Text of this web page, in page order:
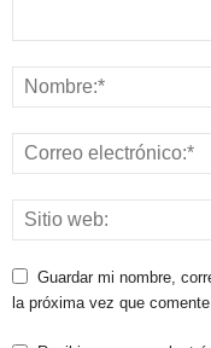
Guardar mi nombre,
la próxima vez que